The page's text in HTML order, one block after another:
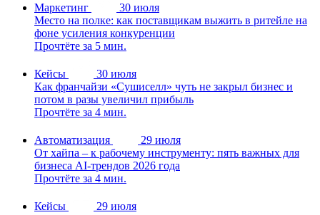
Маркетинг
30 июля
Место на полке: как поставщикам выжить в ритейле на
фоне усиления конкуренции
Прочтёте за 5 мин.
Кейсы
30 июля
Как франчайзи «Сушиселл» чуть не закрыл бизнес и
потом в разы увеличил прибыль
Прочтёте за 4 мин.
Автоматизация
29 июля
От хайпа – к рабочему инструменту: пять важных для
бизнеса AI-трендов 2026 года
Прочтёте за 4 мин.
Кейсы
29 июля